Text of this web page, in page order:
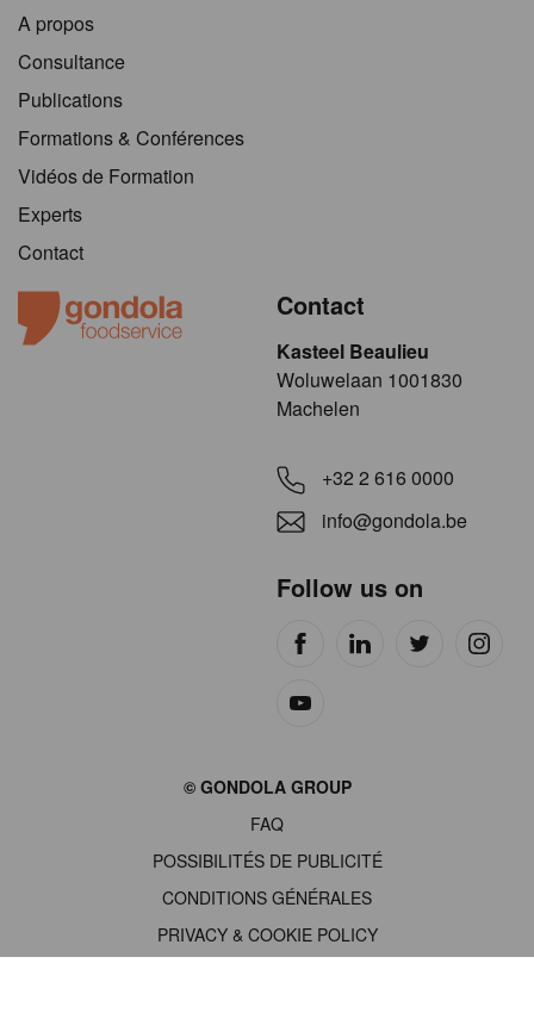
A propos
Consultance
Publications
Formations & Conférences
Vidéos de Formation
Experts
Contact
Contact
Kasteel Beaulieu
​​​Woluwelaan 1001830
Machelen
+32 2 616 0000
info@gondola.be
Follow us on
© GONDOLA GROUP
FAQ
POSSIBILITÉS DE PUBLICITÉ
CONDITIONS GÉNÉRALES
PRIVACY & COOKIE POLICY